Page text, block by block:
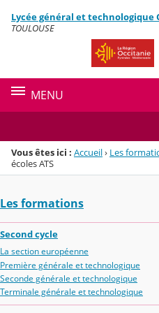
Menu de la rubrique
Contenu
Lycée général et technologique
TOULOUSE
MENU
Vous êtes ici : Accueil› Les
écoles ATS
Les formations
Second cycle
La section européenne
Première générale et technologique
Seconde générale et technologique
Terminale générale et technologique